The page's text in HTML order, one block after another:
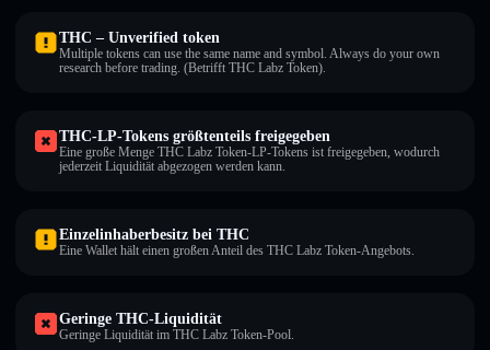
THC – Unverified token
Multiple tokens can use the same name and symbol. Always do your own
research before trading. (Betrifft THC Labz Token).
THC-LP-Tokens größtenteils freigegeben
Eine große Menge THC Labz Token-LP-Tokens ist freigegeben, wodurch
jederzeit Liquidität abgezogen werden kann.
Einzelinhaberbesitz bei THC
Eine Wallet hält einen großen Anteil des THC Labz Token-Angebots.
Geringe THC-Liquidität
Geringe Liquidität im THC Labz Token-Pool.